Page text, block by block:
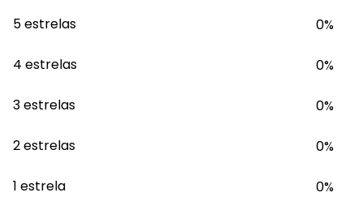
5 estrelas
0%
4 estrelas 0%
3 estrelas 0%
2 estrelas 0%
1 estrela 0%